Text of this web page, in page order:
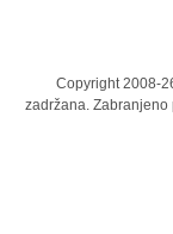
Copyright 2008-
zadržana.